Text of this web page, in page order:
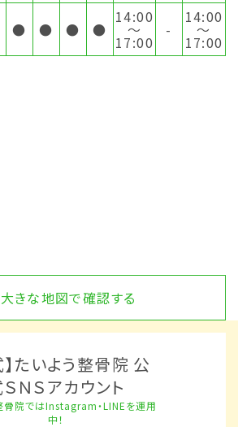
● ● ● ●
14:00
～
17:00
-
14:00
～
17:00
大きな地図で確認する
】たいよう整骨院 公
ＮＳアカウント
骨院ではInstagram・LINEを運用
中！